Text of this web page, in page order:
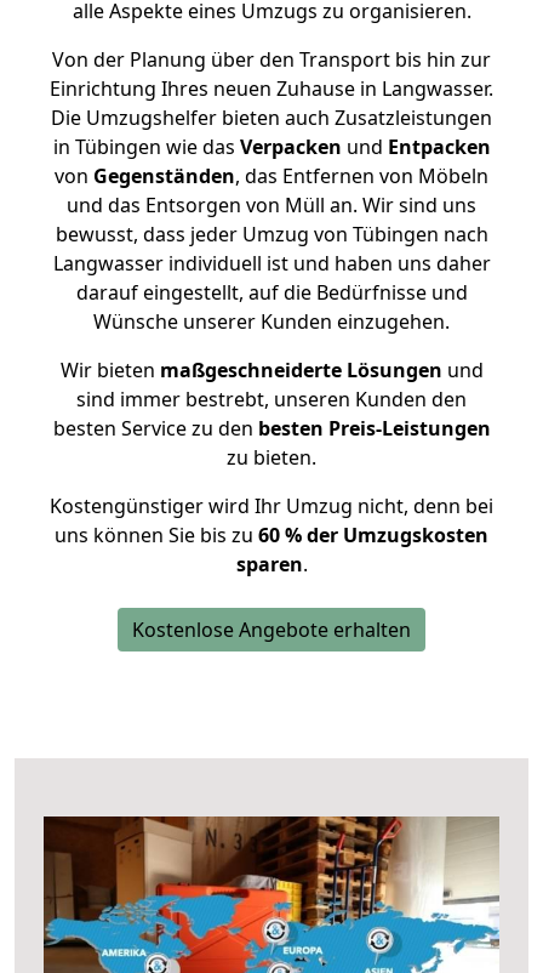
alle Aspekte eines Umzugs zu organisieren.
Von der Planung über den Transport bis hin zur
Einrichtung Ihres neuen Zuhause in Langwasser.
Die Umzugshelfer bieten auch Zusatzleistungen
in Tübingen wie das Verpacken und Entpacken
von Gegenständen, das Entfernen von Möbeln
und das Entsorgen von Müll an. Wir sind uns
bewusst, dass jeder Umzug von Tübingen nach
Langwasser individuell ist und haben uns daher
darauf eingestellt, auf die Bedürfnisse und
Wünsche unserer Kunden einzugehen.
Wir bieten maßgeschneiderte Lösungen und
sind immer bestrebt, unseren Kunden den
besten Service zu den besten Preis-Leistungen
zu bieten.
Kostengünstiger wird Ihr Umzug nicht, denn bei
uns können Sie bis zu 60 % der Umzugskosten
sparen.
Kostenlose Angebote erhalten